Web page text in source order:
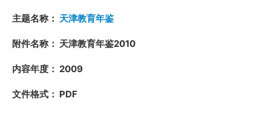
主题名称： 天津教育年鉴
附件名称： 天津教育年鉴2010
内容年度： 2009
文件格式： PDF